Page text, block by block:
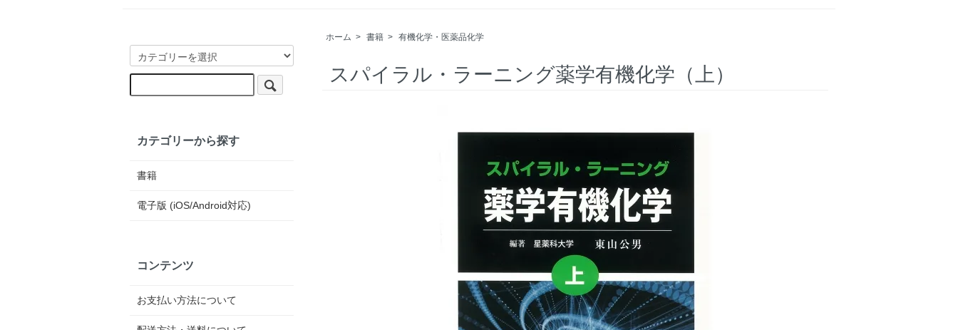
ホーム > 書籍 > 有機化学・医薬品化学
スパイラル・ラーニング薬学有機化学（上）
カテゴリーから探す
書籍
電子版 (iOS/Android対応)
コンテンツ
お支払い方法について